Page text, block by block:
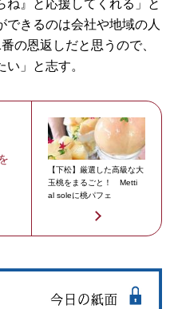
ね』と応援してくれる」と
きるのは会社や地域の人
の恩返しだと思うので、
」と志す。
【下松】厳選した高級な大
玉桃をまるごと！ Metti
al soleに桃パフェ